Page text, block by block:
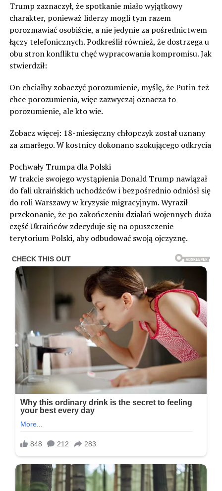
Trump zaznaczył, że spotkanie miało wyjątkowy
charakter, ponieważ liderzy mogli tym razem
porozmawiać osobiście, a nie jedynie za pośrednictwem
łączy telefonicznych. Podkreślił również, że dostrzega u
obu stron konfliktu chęć wypracowania kompromisu. Jak
stwierdził:
On chciałby zobaczyć porozumienie, myślę, że Putin też
chce porozumienia, więc zazwyczaj oznacza to
porozumienie, ale kto wie.
Zobacz więcej: 18-miesięczny chłopczyk został uznany
za zmarłego. W kostnicy dokonano szokującego odkrycia
Pochwały Trumpa dla Polski
W trakcie swojego wystąpienia Donald Trump nawiązał
do fali ukraińskich uchodźców i bezpośrednio odniósł się
do roli Warszawy w kryzysie migracyjnym. Wyraził
przekonanie, że po zakończeniu działań wojennych duża
część Ukraińców zdecyduje się na opuszczenie
terytorium Polski, aby odbudować swoją ojczyznę.